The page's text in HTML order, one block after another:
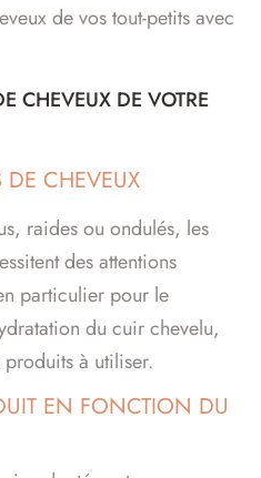
de vos tout-petits avec
CHEVEUX DE VOTRE
DE CHEVEUX
raides ou ondulés, les
des attentions
particulier pour le
du cuir chevelu,
à utiliser.
EN FONCTION DU